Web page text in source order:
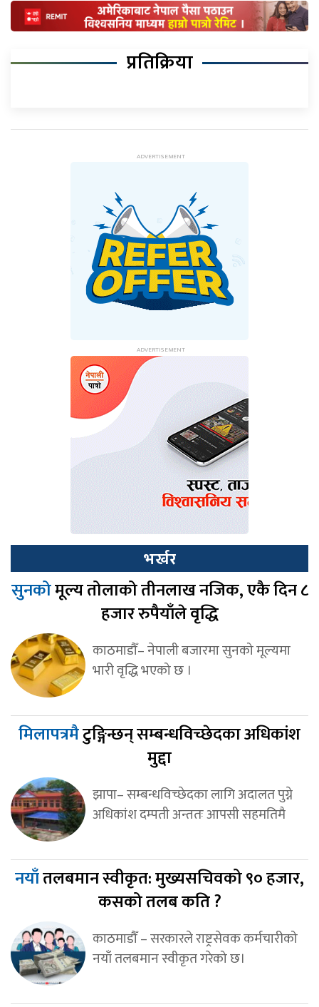
प्रतिक्रिया
भर्खर
सुनकोमूल्य तोलाको तीनलाख नजिक, एकै दिन ८
हजार रुपैयाँले वृद्धि
काठमाडौँ– नेपाली बजारमा सुनको मूल्यमा
भारी वृद्धि भएको छ ।
मिलापत्रमैटुङ्गिन्छन् सम्बन्धविच्छेदका अधिकांश
मुद्दा
झापा– सम्बन्धविच्छेदका लागि अदालत पुग्ने
अधिकांश दम्पती अन्ततः आपसी सहमतिमै
नयाँतलबमान स्वीकृत: मुख्यसचिवको ९० हजार,
कसको तलब कति ?
काठमाडौँ – सरकारले राष्ट्रसेवक कर्मचारीको
नयाँ तलबमान स्वीकृत गरेको छ।